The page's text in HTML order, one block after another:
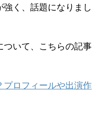
強く、話題になりまし
ついて、こちらの記事
プロフィールや出演作